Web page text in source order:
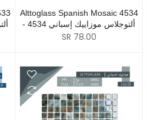
-
Alttoglass Spanish Mosaic 4534
- 4534 ألتوجلاس موزاييك إسباني
SR 78.00